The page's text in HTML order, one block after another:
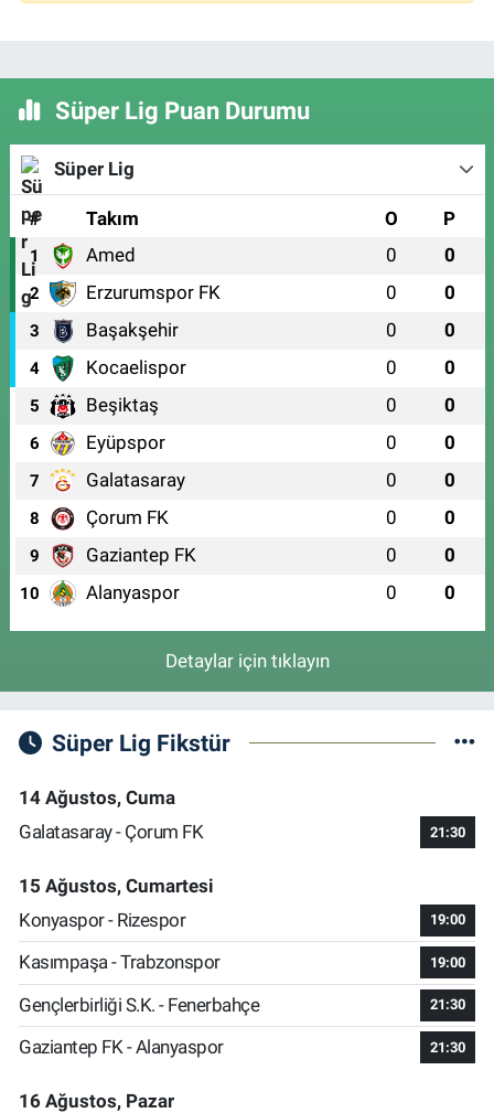
Süper Lig Puan Durumu
Süper Lig
# Takım O P
1 Amed 0 0
2 Erzurumspor FK 0 0
3 Başakşehir 0 0
4 Kocaelispor 0 0
5 Beşiktaş 0 0
6 Eyüpspor 0 0
7 Galatasaray 0 0
8 Çorum FK 0 0
9 Gaziantep FK 0 0
10 Alanyaspor 0 0
Detaylar için tıklayın
Süper Lig Fikstür
14 Ağustos, Cuma
Galatasaray - Çorum FK
21:30
15 Ağustos, Cumartesi
Konyaspor - Rizespor
19:00
Kasımpaşa - Trabzonspor 19:00
Gençlerbirliği S.K. - Fenerbahçe 21:30
Gaziantep FK - Alanyaspor 21:30
16 Ağustos, Pazar